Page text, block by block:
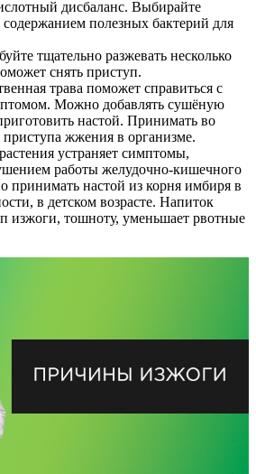
дисбаланс. Выбирайте
полезных бактерий для
тщательно разжевать несколько
снять приступ.
трава поможет справиться с
Можно добавлять сушёную
настой. Принимать во
приступа жжения в организме.
устраняет симптомы,
работы желудочно-кишечного
принимать настой из корня имбиря в
в детском возрасте. Напиток
изжоги, тошноту, уменьшает рвотные